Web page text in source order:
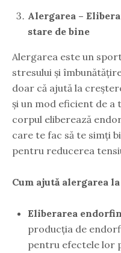
Alergarea –
stare de bine
Alergarea este un
stresului și
doar că ajută la
și un mod eficient de a
corpul eliberează
care te fac să te simți
pentru reducerea
Cum ajută alergarea
Eliberarea
producția de
pentru efectele lor